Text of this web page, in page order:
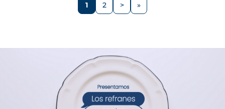
Página
1 Página
2
Siguiente
>